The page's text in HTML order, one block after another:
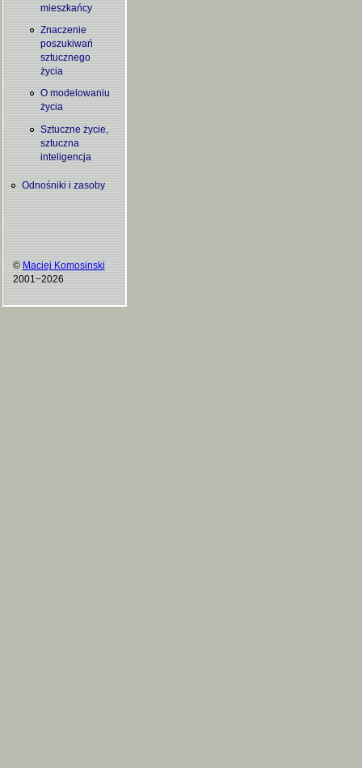
mieszkańcy
Znaczenie
poszukiwań
sztucznego
życia
O modelowaniu
życia
Sztuczne życie,
sztuczna
inteligencja
Odnośniki i zasoby
© Maciej Komosinski
2001−2026